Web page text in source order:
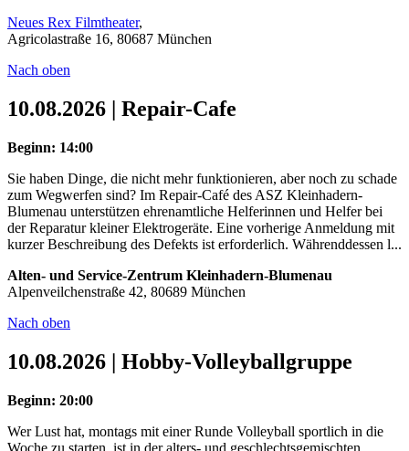
Neues Rex Filmtheater,
Agricolastraße 16, 80687 München
Nach oben
10.08.2026 | Repair-Cafe
Beginn: 14:00
Sie haben Dinge, die nicht mehr funktionieren, aber noch zu schade
zum Wegwerfen sind? Im Repair-Café des ASZ Kleinhadern-
Blumenau unterstützen ehrenamtliche Helferinnen und Helfer bei
der Reparatur kleiner Elektrogeräte. Eine vorherige Anmeldung mit
kurzer Beschreibung des Defekts ist erforderlich. Währenddessen l...
Alten- und Service-Zentrum Kleinhadern-Blumenau
Alpenveilchenstraße 42, 80689 München
Nach oben
10.08.2026 | Hobby-Volleyballgruppe
Beginn: 20:00
Wer Lust hat, montags mit einer Runde Volleyball sportlich in die
Woche zu starten, ist in der alters- und geschlechtsgemischten